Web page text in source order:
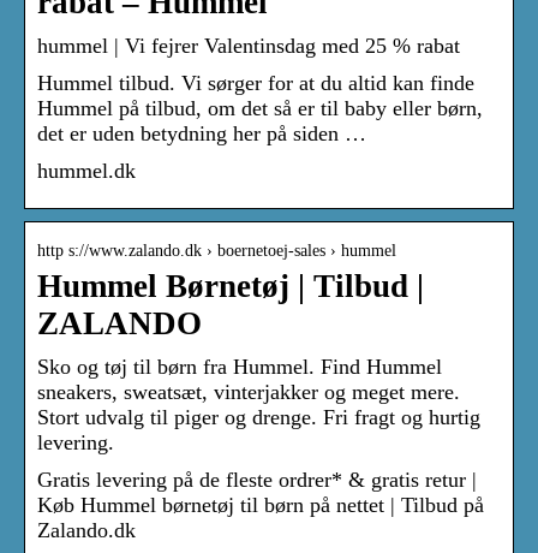
hummel | Vi fejrer Valentinsdag med 25 % rabat
Hummel tilbud. Vi sørger for at du altid kan finde
Hummel på tilbud, om det så er til baby eller børn,
det er uden betydning her på siden …
hummel.dk
http s://www.zalando.dk › boernetoej-sales › hummel
Hummel Børnetøj | Tilbud |
ZALANDO
Sko og tøj til børn fra Hummel. Find Hummel
sneakers, sweatsæt, vinterjakker og meget mere.
Stort udvalg til piger og drenge. Fri fragt og hurtig
levering.
Gratis levering på de fleste ordrer* & gratis retur |
Køb Hummel børnetøj til børn på nettet | Tilbud på
Zalando.dk